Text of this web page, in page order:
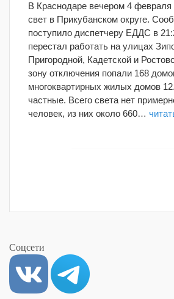
В Краснодаре вечером 4 февраля
свет в Прикубанском округе.
поступило диспетчеру ЕДДС в
перестал работать на улицах
Пригородной, Кадетской и
зону отключения попали 168
многоквартирных жилых домов
частные. Всего света нет
человек, из них около 660…
Соцсети